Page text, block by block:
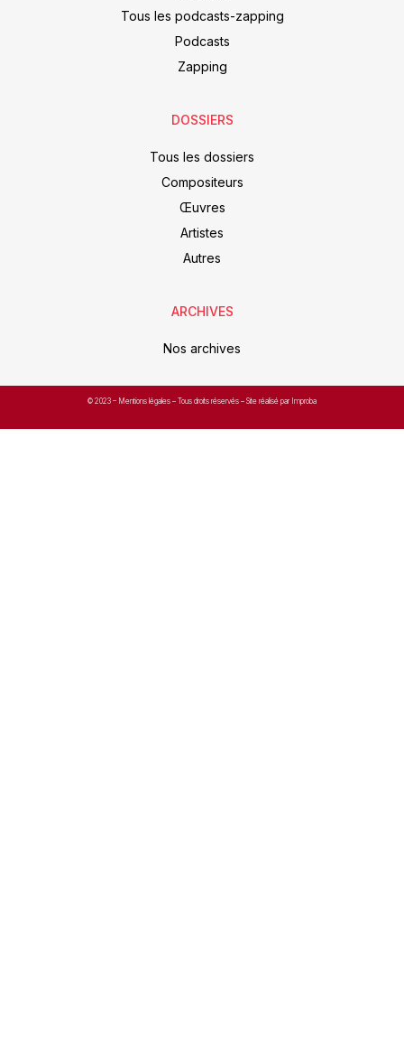
Tous les podcasts-zapping
Podcasts
Zapping
DOSSIERS
Tous les dossiers
Compositeurs
Œuvres
Artistes
Autres
ARCHIVES
Nos archives
© 2023 – Mentions légales – Tous droits réservés – Site réalisé par Improba